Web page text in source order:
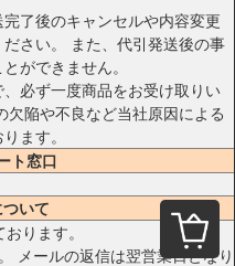
了後のキャンセルや内容変更
さい。 また、代引発送後の事
ができません。
必ず一度商品をお受け取りい
陥や不良など当社原因による
ます。
ト窓口
いて
ります。
メールの返信は翌営業日となり